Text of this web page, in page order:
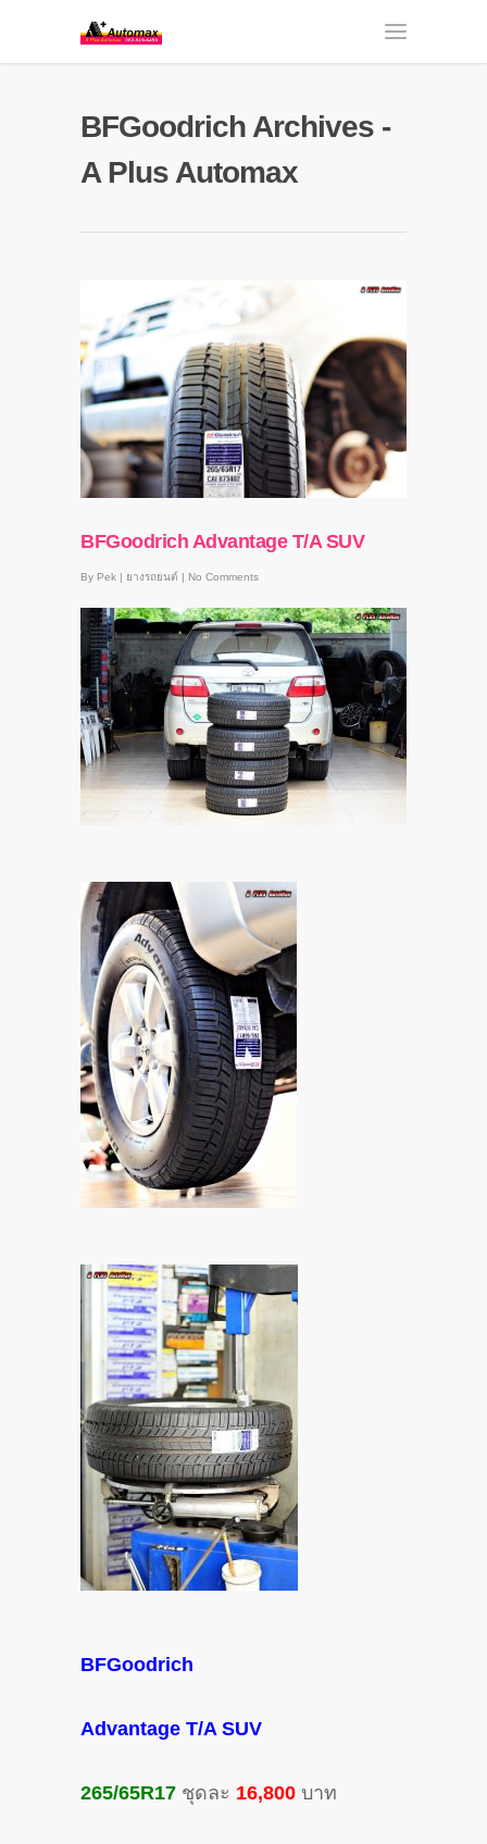
BFGoodrich Archives -
A Plus Automax
BFGoodrich Advantage T/A SUV
By Pek | ยางรถยนต์ | No Comments
BFGoodrich
Advantage T/A SUV
265/65R17 ชุดละ 16,800 บาท